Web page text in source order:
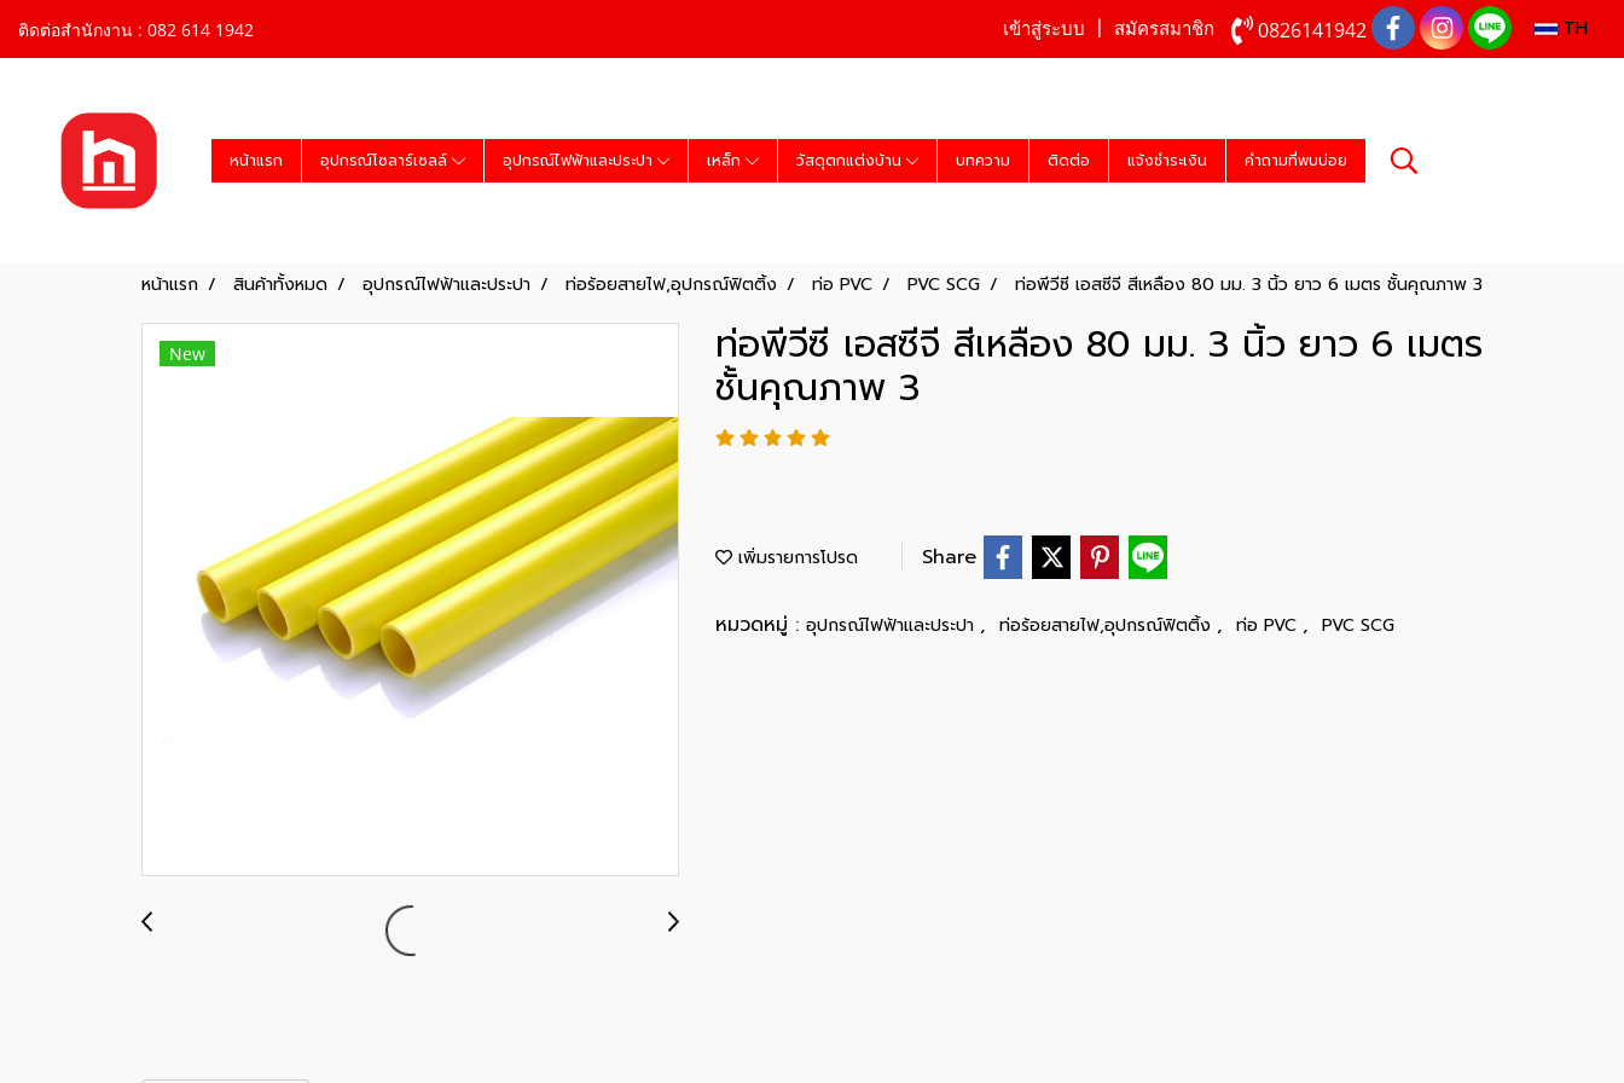
ติดต่อสำนักงาน : 082 614 1942 เข้าสู่ระบบ สมัครสมาชิก 0826141942 TH
หน้าแรก อุปกรณ์โซลาร์เซลล์ อุปกรณ์ไฟฟ้าและประปา เหล็ก วัสดุตกแต่งบ้าน บทความ ติดต่อ แจ้งชำระเงิน คำถามที่พบบ่อย
หน้าแรก สินค้าทั้งหมด อุปกรณ์ไฟฟ้าและประปา ท่อร้อยสายไฟ,อุปกรณ์ฟิตติ้ง ท่อ PVC PVC SCG ท่อพีวีซี เอสซีจี สีเหลือง 80 มม. 3 นิ้ว ยาว 6 เมตร ชั้นคุณภาพ 3
New ท่อพีวีซี เอสซีจี สีเหลือง 80 มม. 3 นิ้ว ยาว 6 เมตร
ชั้นคุณภาพ 3
เพิ่มรายการโปรด Share
หมวดหมู่ : อุปกรณ์ไฟฟ้าและประปา , ท่อร้อยสายไฟ,อุปกรณ์ฟิตติ้ง , ท่อ PVC , PVC SCG